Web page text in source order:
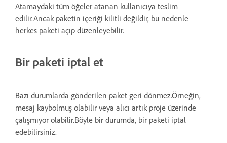
Atamaydaki tüm öğeler atanan kullanıcıya teslim
edilir.Ancak paketin içeriği kilitli değildir, bu nedenle
herkes paketi açıp düzenleyebilir.
Bir paketi iptal et
Bazı durumlarda gönderilen paket geri dönmez.Örneğin,
mesaj kaybolmuş olabilir veya alıcı artık proje üzerinde
çalışmıyor olabilir.Böyle bir durumda, bir paketi iptal
edebilirsiniz.